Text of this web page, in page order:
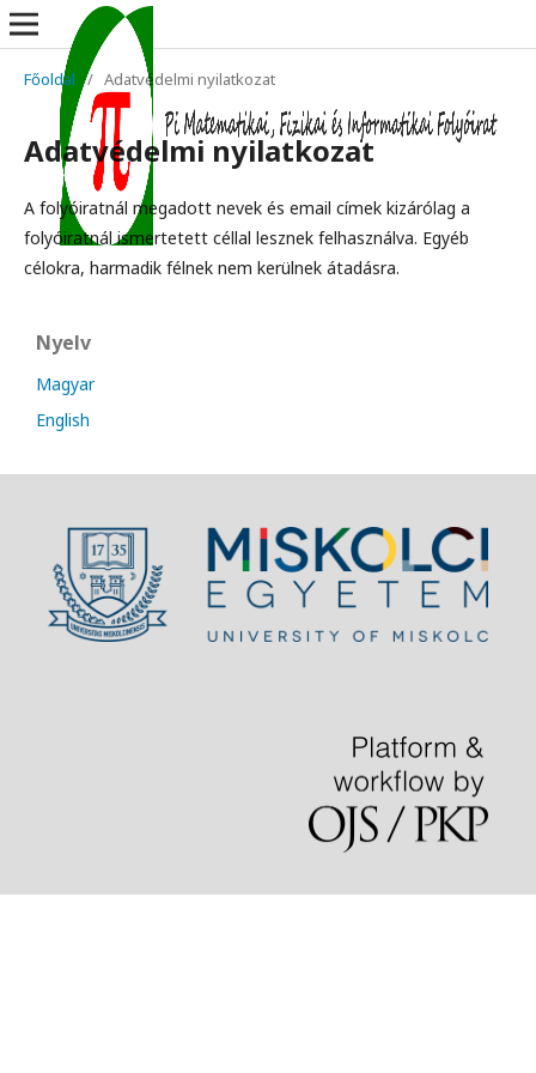
Főoldal / Adatvédelmi nyilatkozat
Adatvédelmi nyilatkozat
A folyóiratnál megadott nevek és email címek kizárólag a
folyóiratnál ismertetett céllal lesznek felhasználva. Egyéb
célokra, harmadik félnek nem kerülnek átadásra.
Nyelv
Magyar
English